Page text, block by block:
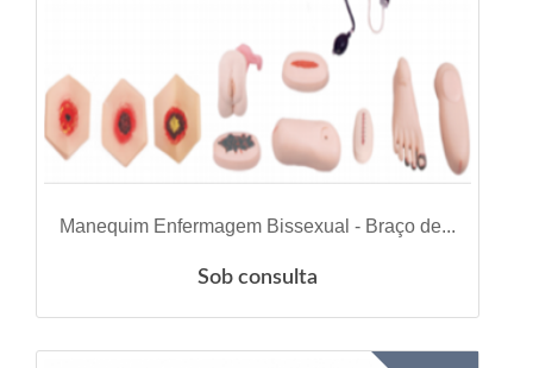
VER DETALHES
Manequim Enfermagem Bissexual - Braço de...
Sob consulta